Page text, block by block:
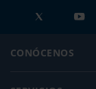
CONÓCENOS